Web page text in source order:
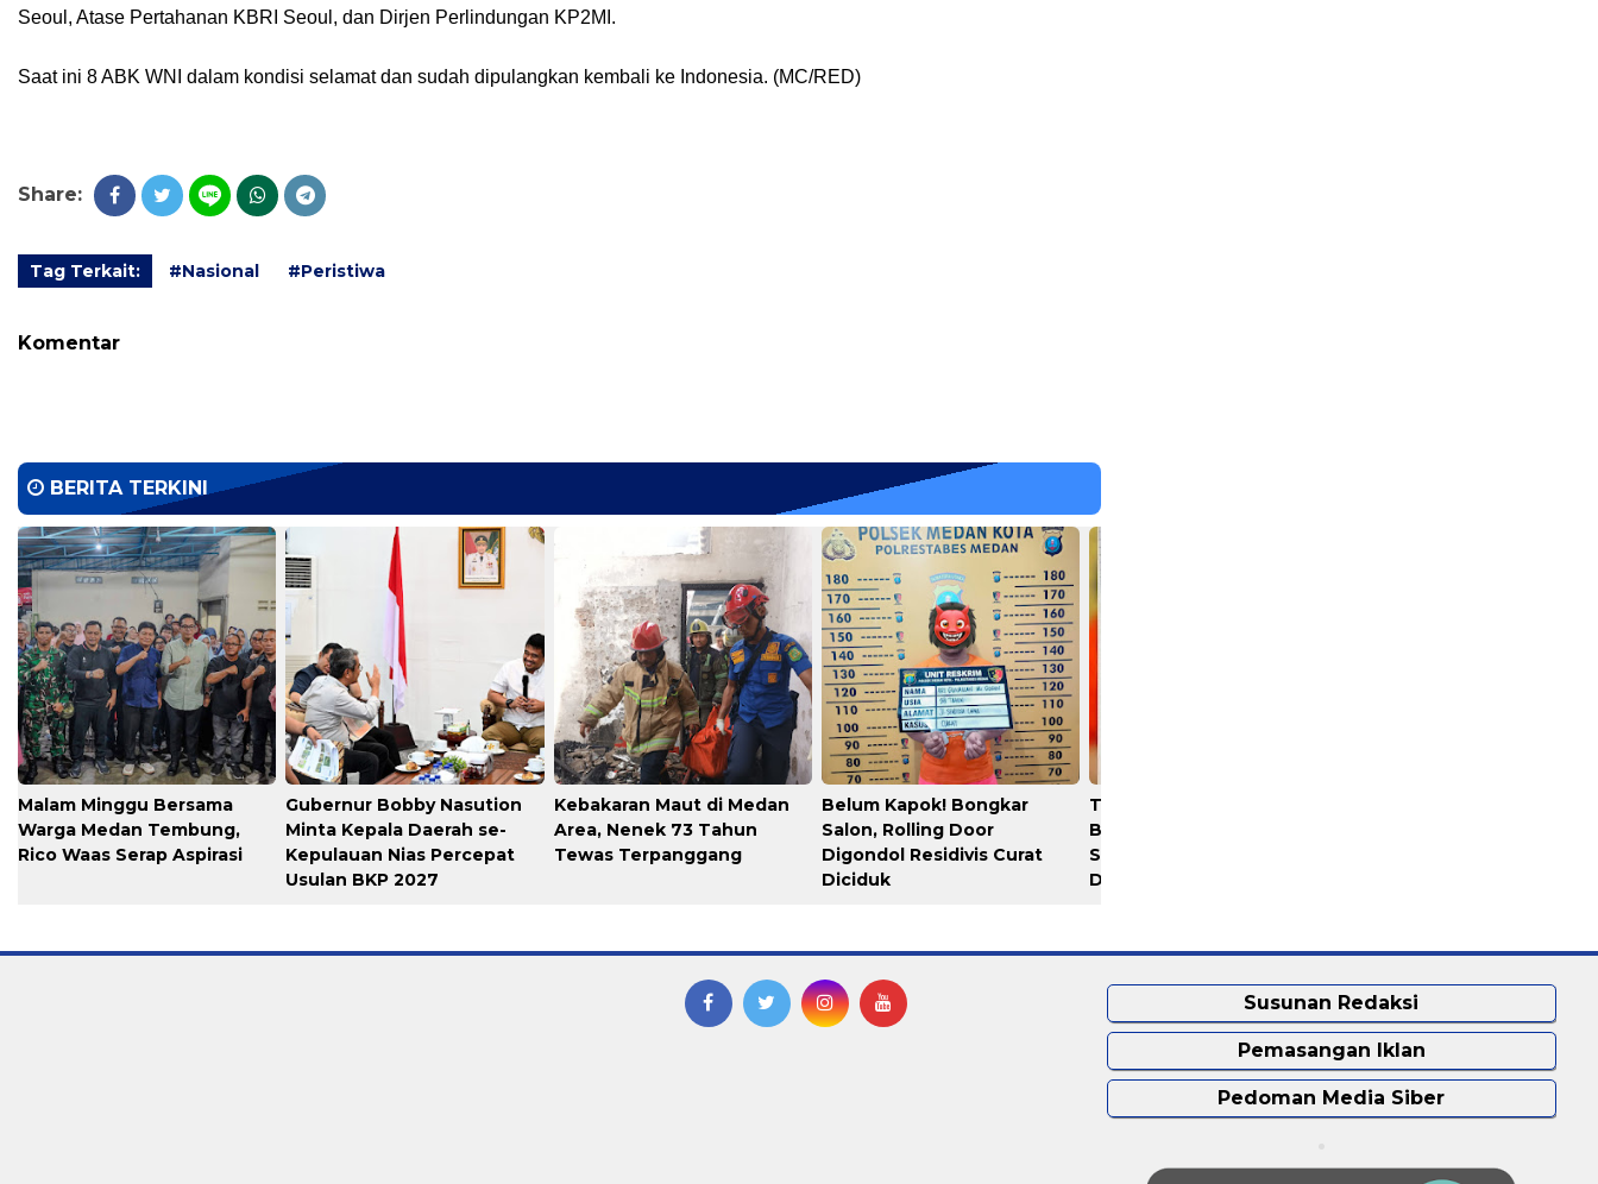
Seoul, Atase Pertahanan KBRI Seoul, dan Dirjen Perlindungan KP2MI.
Saat ini 8 ABK WNI dalam kondisi selamat dan sudah dipulangkan kembali ke Indonesia. (MC/RED)
Share:
Tag Terkait: #Nasional #Peristiwa
Komentar
BERITA TERKINI
Malam Minggu Bersama
Warga Medan Tembung,
Rico Waas Serap Aspirasi
Gubernur Bobby Nasution
Minta Kepala Daerah se-
Kepulauan Nias Percepat
Usulan BKP 2027
Kebakaran Maut di Medan
Area, Nenek 73 Tahun
Tewas Terpanggang
Belum Kapok! Bongkar
Salon, Rolling Door
Digondol Residivis Curat
Diciduk
Terungkap! Ibu Kandung
Buang Bayinya di Bantaran
Sungai Serani Asahan
Diciduk
Susunan Redaksi
Pemasangan Iklan
Pedoman Media Siber